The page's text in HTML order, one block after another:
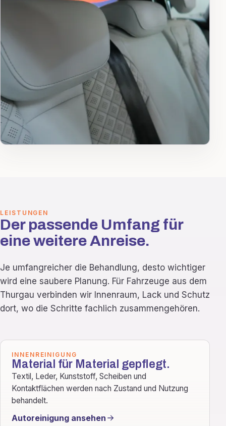
LEISTUNGEN
Der passende Umfang für
eine weitere Anreise.
Je umfangreicher die Behandlung, desto wichtiger
wird eine saubere Planung. Für Fahrzeuge aus dem
Thurgau verbinden wir Innenraum, Lack und Schutz
dort, wo die Schritte fachlich zusammengehören.
INNENREINIGUNG
Material für Material gepflegt.
Textil, Leder, Kunststoff, Scheiben und
Kontaktflächen werden nach Zustand und Nutzung
behandelt.
Autoreinigung ansehen